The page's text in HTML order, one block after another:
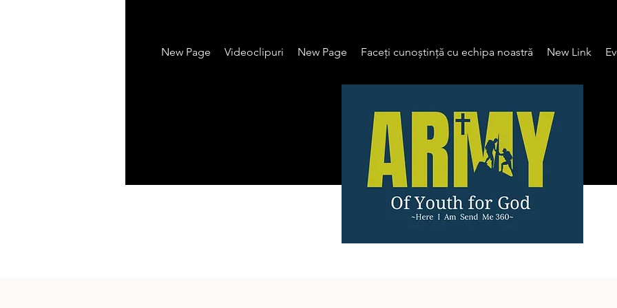
New Page Videoclipuri New Page Faceți cunoștință cu echipa noastră New Link